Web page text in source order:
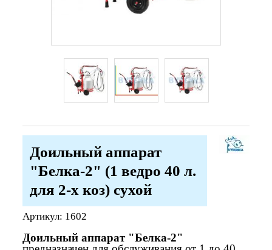
Доильный аппарат
"Белка-2" (1 ведро 40 л.
для 2-х коз) сухой
Артикул: 1602
Доильный аппарат "Белка-2"